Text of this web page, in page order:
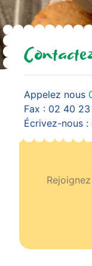
Appelez nous
Fax : 02 40 23
Écrivez-nous :